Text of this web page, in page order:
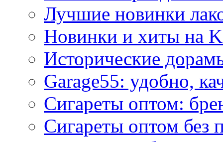
Лучшие новинки
Новинки и хиты на
Исторические
Garage55: удобно,
Сигареты оптом:
Сигареты оптом без